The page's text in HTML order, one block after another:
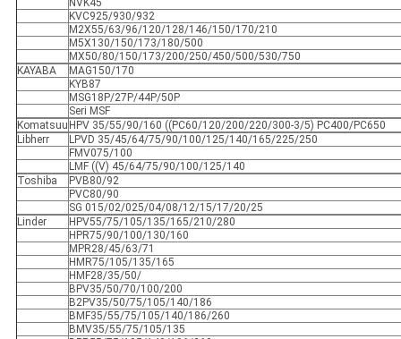
KVC925/930/932
M2X55/63/96/120/128/146/150/170/210
M5X130/150/173/180/500
MX50/80/150/173/200/250/450/500/530/750
KAYABA
MAG150/170
KYB87
MSG18P/27P/44P/50P
Seri MSF
Komatsuu HPV 35/55/90/160 ((PC60/120/200/220/300-3/5) PC400/PC650
Libherr
LPVD 35/45/64/75/90/100/125/140/165/225/250
FMV075/100
LMF ((V) 45/64/75/90/100/125/140
Toshiba
PVB80/92
PVC80/90
SG 015/02/025/04/08/12/15/17/20/25
Linder
HPV55/75/105/135/165/210/280
HPR75/90/100/130/160
MPR28/45/63/71
HMR75/105/135/165
HMF28/35/50/
BPV35/50/70/100/200
B2PV35/50/75/105/140/186
BMF35/55/75/105/140/186/260
BMV35/55/75/105/135